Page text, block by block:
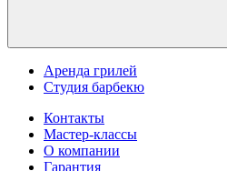
Аренда грилей
Студия барбекю
Контакты
Мастер-классы
О компании
Гарантия